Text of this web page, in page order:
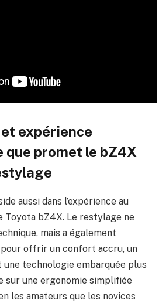
expérience
que promet le bZ4X
aussi dans l’expérience au
Toyota bZ4X. Le restylage ne
mais a également
offrir un confort accru, un
technologie embarquée plus
sur une ergonomie simplifiée
les amateurs que les novices